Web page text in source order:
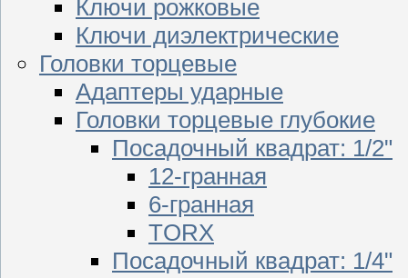
Ключи рожковые
Ключи диэлектрические
Головки торцевые
Адаптеры ударные
Головки торцевые глубокие
Посадочный квадрат: 1/2"
12-гранная
6-гранная
TORX
Посадочный квадрат: 1/4"